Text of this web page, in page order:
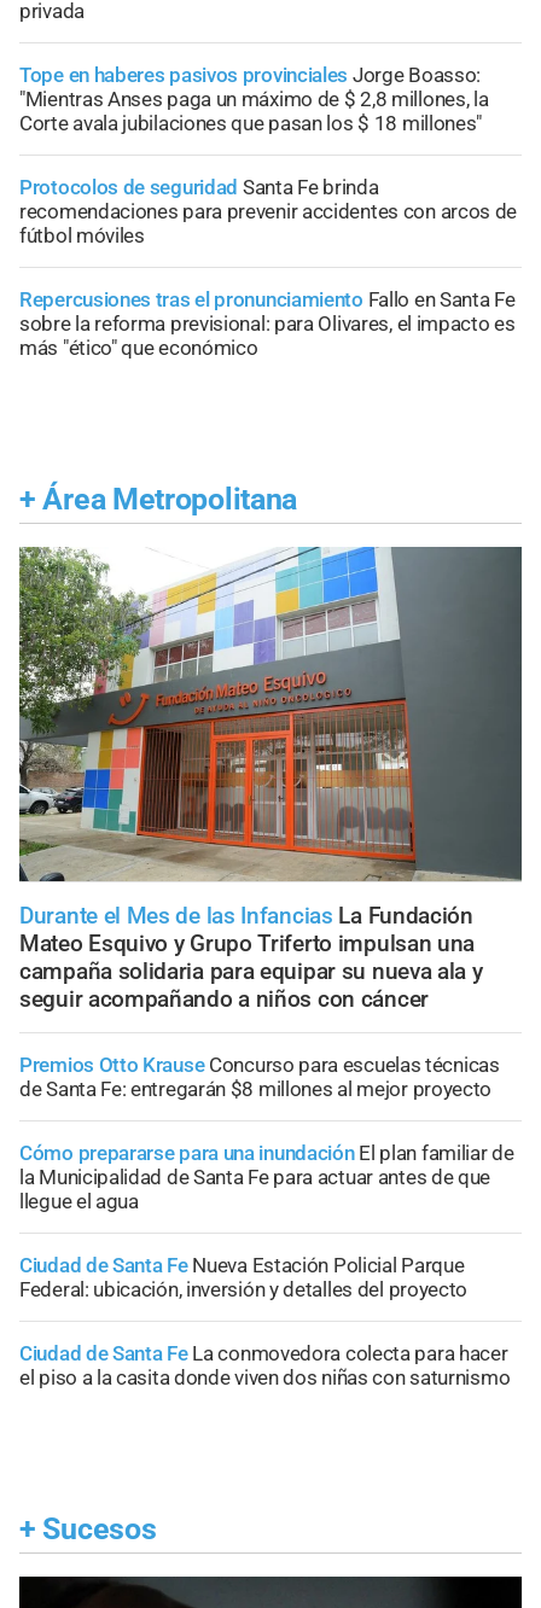
privada
Tope en haberes pasivos provinciales Jorge Boasso:
"Mientras Anses paga un máximo de $ 2,8 millones, la
Corte avala jubilaciones que pasan los $ 18 millones"
Protocolos de seguridad Santa Fe brinda
recomendaciones para prevenir accidentes con arcos de
fútbol móviles
Repercusiones tras el pronunciamiento Fallo en Santa Fe
sobre la reforma previsional: para Olivares, el impacto es
más "ético" que económico
+ Área Metropolitana
Durante el Mes de las Infancias La Fundación
Mateo Esquivo y Grupo Triferto impulsan una
campaña solidaria para equipar su nueva ala y
seguir acompañando a niños con cáncer
Premios Otto Krause Concurso para escuelas técnicas
de Santa Fe: entregarán $8 millones al mejor proyecto
Cómo prepararse para una inundación El plan familiar de
la Municipalidad de Santa Fe para actuar antes de que
llegue el agua
Ciudad de Santa Fe Nueva Estación Policial Parque
Federal: ubicación, inversión y detalles del proyecto
Ciudad de Santa Fe La conmovedora colecta para hacer
el piso a la casita donde viven dos niñas con saturnismo
+ Sucesos